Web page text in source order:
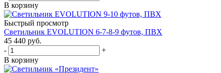
В корзину
Быстрый просмотр
Светильник EVOLUTION 6-7-8-9 футов, ПВХ
45 440 руб.
-
+
В корзину